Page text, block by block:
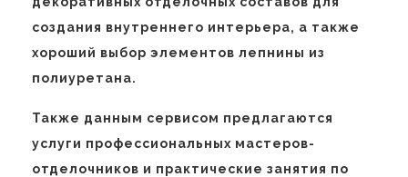
создания внутреннего интерьера, а также
хороший выбор элементов лепнины из
полиуретана.
Также данным сервисом предлагаются
услуги профессиональных мастеров-
отделочников и практические занятия по